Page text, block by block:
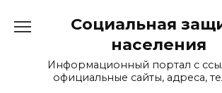
Социальная
населения
Информационный портал с
официальные сайты, адреса,